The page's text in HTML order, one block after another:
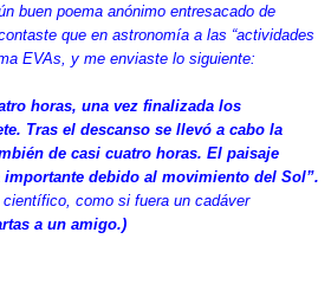
buen poema anónimo entresacado de
que en astronomía a las “actividades
EVAs, y me enviaste lo siguiente:
horas, una vez finalizada los
Tras el descanso se llevó a cabo la
de casi cuatro horas. El paisaje
debido al movimiento del Sol”.
científico, como si fuera un cadáver
a un amigo.)